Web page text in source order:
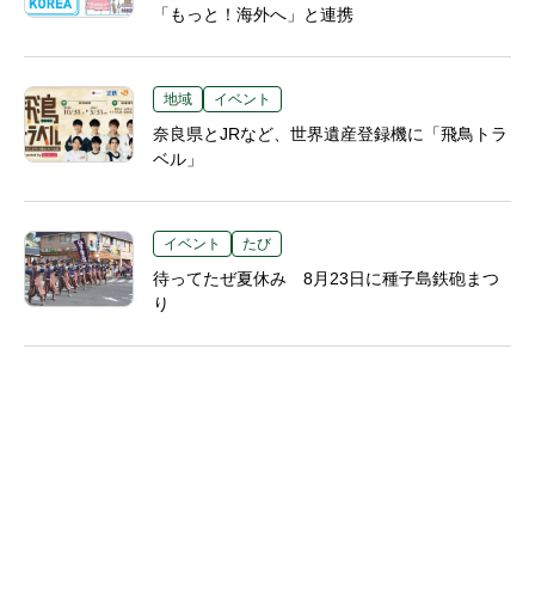
「もっと！海外へ」と連携
地域 イベント
奈良県とJRなど、世界遺産登録機に「飛鳥トラ
ベル」
イベント たび
待ってたぜ夏休み 8月23日に種子島鉄砲まつ
り